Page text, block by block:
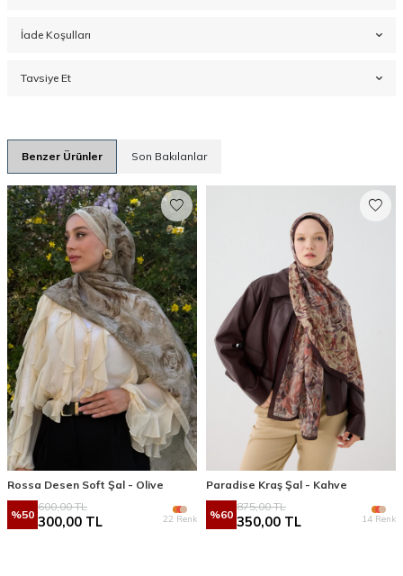
İade Koşulları
Tavsiye Et
Benzer Ürünler Son Bakılanlar
Rossa Desen Soft Şal - Olive
%50
600,00TL
300,00 TL 22 Renk
Paradise Kraş Şal - Kahve
%60
875,00TL
350,00 TL 14 Renk